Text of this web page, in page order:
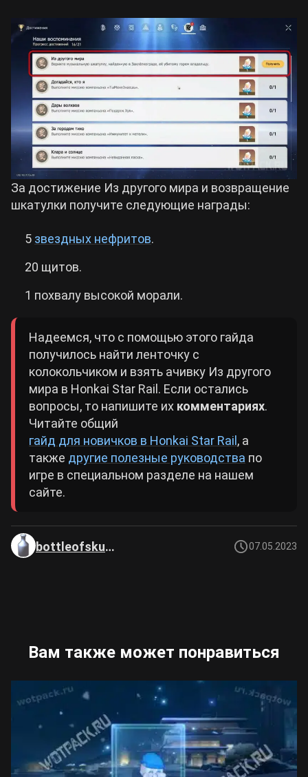
За достижение Из другого мира и возвращение
шкатулки получите следующие награды:
5 звездных нефритов.
20 щитов.
1 похвалу высокой морали.
Надеемся, что с помощью этого гайда
получилось найти ленточку с
колокольчиком и взять ачивку Из другого
мира в Honkai Star Rail. Если остались
вопросы, то напишите их комментариях.
Читайте общий
гайд для новичков в Honkai Star Rail, а
также другие полезные руководства по
игре в специальном разделе на нашем
сайте.
bottleofskuma 07.05.2023
Вам также может понравиться